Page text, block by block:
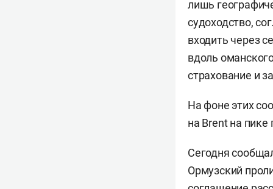
лишь
судоходство,
входить через
вдоль
страхование и
На фоне этих
на Brent на пике
Сегодня
Ормузский